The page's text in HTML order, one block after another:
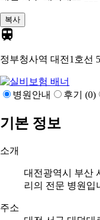
복사
정부청사역 대전1호선
병원안내 후기 (0)
기본 정보
소개
대전광역시 부산
리의 전문 병원입
주소